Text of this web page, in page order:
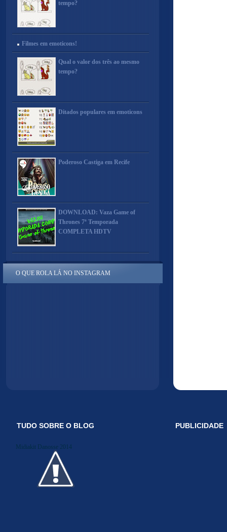
tempo?
Filmes em emoticons!
Qual o valor dos três ao mesmo
tempo?
Ditados populares em emoticons
Poderoso Castiga em Recife
DOWNLOAD: Vaza Game of
Thrones 7ª Temporada
COMPLETA HDTV
O QUE ROLA LÁ NO INSTAGRAM
TUDO SOBRE O BLOG
Midiakit Danosse 2014
PUBLICIDADE